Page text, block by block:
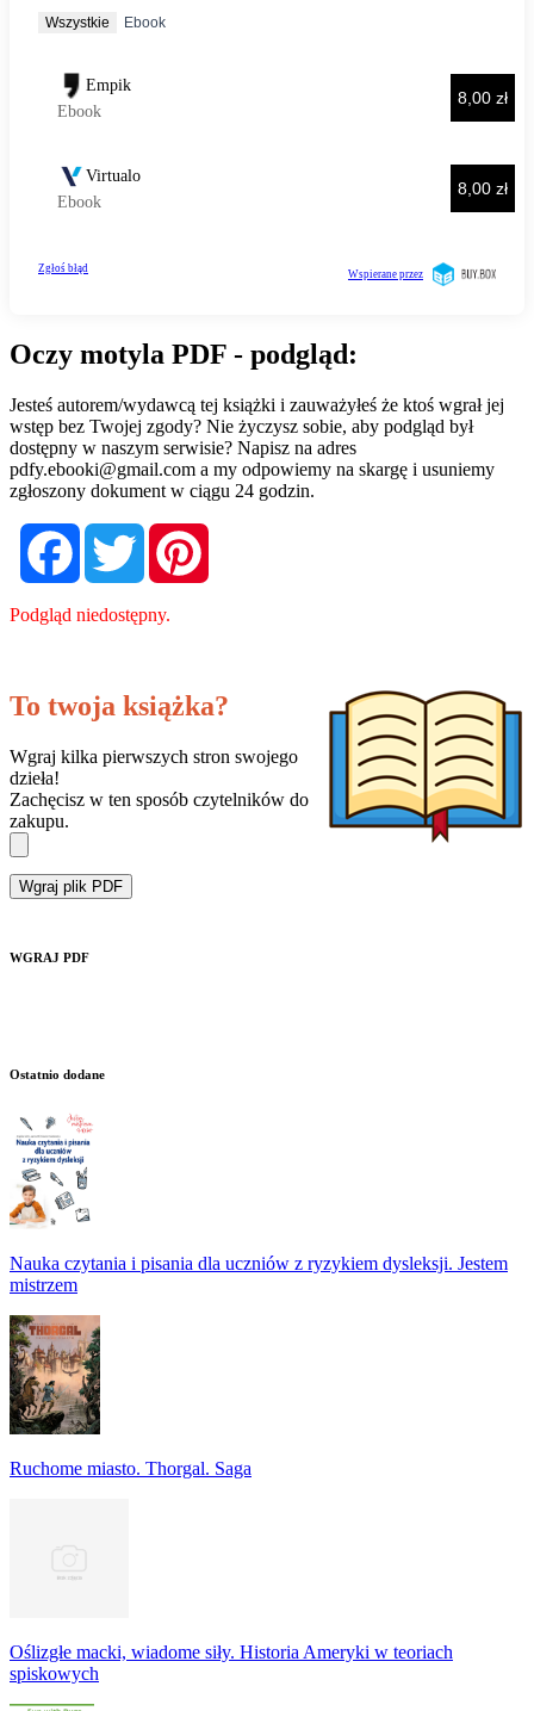
Oczy motyla PDF - podgląd:
Jesteś autorem/wydawcą tej książki i zauważyłeś że ktoś wgrał jej
wstęp bez Twojej zgody? Nie życzysz sobie, aby podgląd był
dostępny w naszym serwisie? Napisz na adres
pdfy.ebooki@gmail.com a my odpowiemy na skargę i usuniemy
zgłoszony dokument w ciągu 24 godzin.
FacebookTwitter
Podgląd niedostępny.
To twoja książka?
Wgraj kilka pierwszych stron swojego
dzieła!
Zachęcisz w ten sposób czytelników do
zakupu.
Wgraj plik PDF
WGRAJ PDF
Ostatnio dodane
Nauka czytania i pisania dla uczniów z ryzykiem dysleksji. Jestem
mistrzem
Ruchome miasto. Thorgal. Saga
Oślizgłe macki, wiadome siły. Historia Ameryki w teoriach
spiskowych